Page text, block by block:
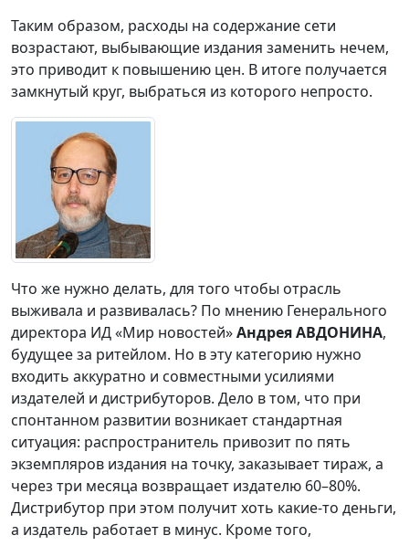
Таким образом, расходы на содержание сети
возрастают, выбывающие издания заменить нечем,
это приводит к повышению цен. В итоге получается
замкнутый круг, выбраться из которого непросто.
Что же нужно делать, для того чтобы отрасль
выживала и развивалась? По мнению Генерального
директора ИД «Мир новостей»Андрея АВДОНИНА,
будущее за ритейлом. Но в эту категорию нужно
входить аккуратно и совместными усилиями
издателей и дистрибуторов. Дело в том, что при
спонтанном развитии возникает стандартная
ситуация: распространитель привозит по пять
экземпляров издания на точку, заказывает тираж, а
через три месяца возвращает издателю 60–80%.
Дистрибутор при этом получит хоть какие-то деньги,
а издатель работает в минус. Кроме того,